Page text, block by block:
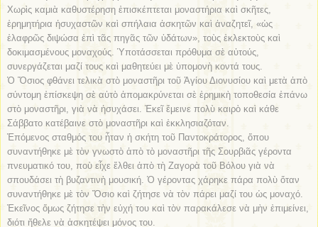
Χωρὶς καμιὰ καθυστέρηση ἐπισκέπτεται μοναστήρια καὶ σκῆτες,
ἐρημητήρια ἡσυχαστῶν καὶ σπήλαια ἀσκητῶν καὶ ἀναζητεῖ, «ὡς
ἐλαφρῶς διψώσα ἐπὶ τᾶς πηγᾶς τῶν ὑδάτων», τοὺς ἐκλεκτοὺς καὶ
δοκιμασμένους μοναχούς. Ὑποτάσσεται πρόθυμα σὲ αὐτούς,
συνεργάζεται μαζί τους καὶ μαθητεύει μὲ ὑπομονὴ κοντά τους.
Ὁ Ὅσιος φθάνει τελικὰ στὸ μοναστῆρι τοῦ Ἁγίου Διονυσίου καὶ μετὰ ἀπὸ
σύντομη ἐπίσκεψη σὲ αὐτὸ ἀπομακρύνεται σὲ ἐρημικὴ τοποθεσία ἐπάνω
στὸ μοναστῆρι, γιὰ νὰ ἡσυχάσει. Ἐκεῖ ἔμεινε πολὺ καιρὸ καὶ κάθε
Σάββατο κατέβαινε στὸ μοναστῆρι καὶ ἐκκλησιαζόταν.
Ἑπόμενος σταθμός του ἦταν ἡ σκήτη τοῦ Παντοκράτορος, ὅπου
συναντήθηκε μὲ τὸν γνωστὸ ἀπὸ τὸ μοναστῆρι τῆς Σουρβιᾶς γέροντα
πνευματικό του, ποὺ εἶχε ἔλθει ἀπὸ τὴ Ζαγορὰ τοῦ Βόλου γιὰ νὰ
σπουδάσει τὴ βυζαντινὴ μουσική. Ὁ γέροντας χάρηκε πάρα πολὺ ὅταν
συναντήθηκε μὲ τὸν Ὅσιο καὶ ζήτησε νὰ τὸν πάρει μαζί του ὡς μοναχό.
Ἐκεῖνος ὅμως ζήτησε τὴν εὐχή του καὶ τὸν παρακάλεσε νὰ μὴν ἐπιμείνει,
διότι ἤθελε νὰ ἀσκητέψει μόνος του.